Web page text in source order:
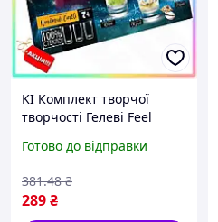
KI Комплект творчої
творчості Гелеві Feel
від 7 років набір для
інте FIR41_R
Готово до відправки
289₴
381.48 ₴